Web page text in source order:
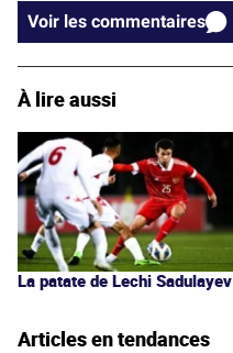
Voir les commentaires
À lire aussi
La patate de Lechi Sadulayev
Articles en tendances